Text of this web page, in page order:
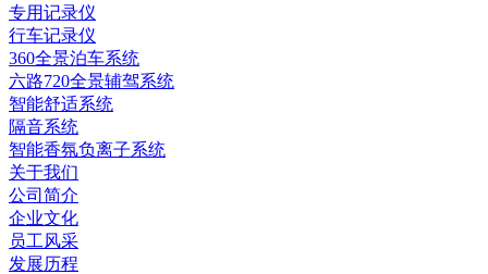
专用记录仪
行车记录仪
360全景泊车系统
六路720全景辅驾系统
智能舒适系统
隔音系统
智能香氛负离子系统
关于我们
公司简介
企业文化
员工风采
发展历程